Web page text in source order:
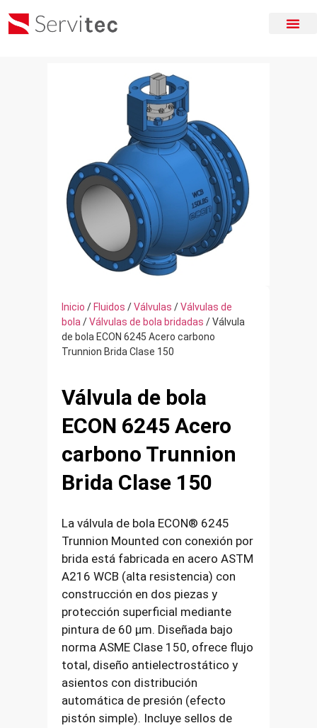
Inicio /Fluidos /Válvulas /Válvulas de
bola /Válvulas de bola bridadas / Válvula
de bola ECON 6245 Acero carbono
Trunnion Brida Clase 150
Válvula de bola
ECON 6245 Acero
carbono Trunnion
Brida Clase 150
La válvula de bola ECON® 6245
Trunnion Mounted con conexión por
brida está fabricada en acero ASTM
A216 WCB (alta resistencia) con
construcción en dos piezas y
protección superficial mediante
pintura de 60 µm. Diseñada bajo
norma ASME Clase 150, ofrece flujo
total, diseño antielectrostático y
asientos con distribución
automática de presión (efecto
pistón simple). Incluye sellos de